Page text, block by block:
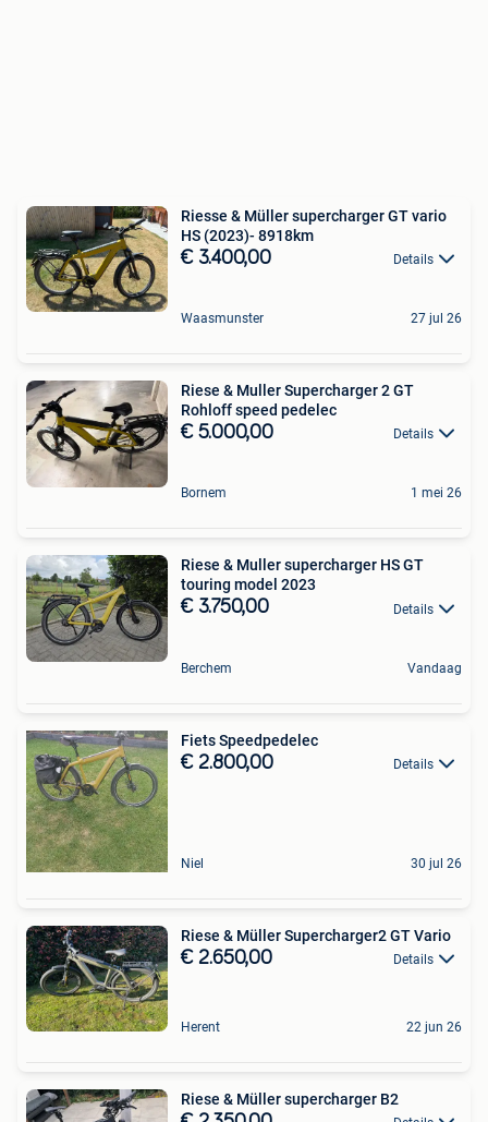
Riesse & Müller supercharger GT vario
HS (2023)- 8918km
€ 3.400,00 Details
Waasmunster 27 jul 26
Riese & Muller Supercharger 2 GT
Rohloff speed pedelec
€ 5.000,00 Details
Bornem 1 mei 26
Riese & Muller supercharger HS GT
touring model 2023
€ 3.750,00 Details
Berchem Vandaag
Fiets Speedpedelec
€ 2.800,00 Details
Niel 30 jul 26
Riese & Müller Supercharger2 GT Vario
€ 2.650,00 Details
Herent 22 jun 26
Riese & Müller supercharger B2